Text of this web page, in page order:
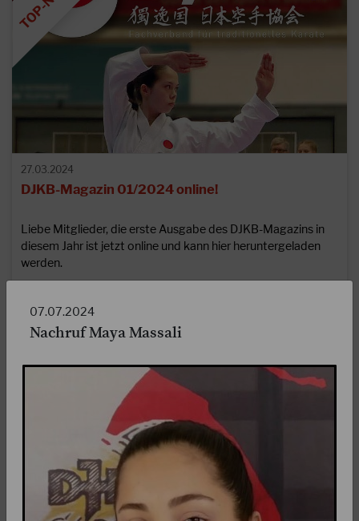
27.03.2024
DJKB-Magazin 01/2024 online!
Liebe Mitglieder, die erste Ausgabe des DJKB-Magazins in
diesem Jahr ist jetzt online und kann hier heruntergeladen
werden.
WEITERLESEN
07.07.2024
Nachruf Maya Massali